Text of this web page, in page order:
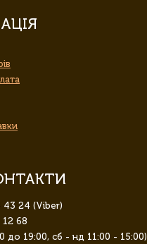
43 24 (Viber)
12 68
до 19:00, сб - нд 11:00 - 15:00)